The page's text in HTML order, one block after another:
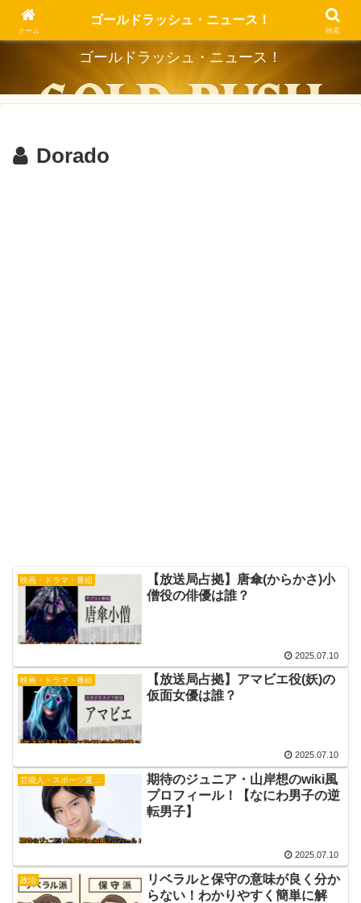
Dig the Trend, Strike the Gold.
ゴールドラッシュ・ニュース！
Dorado
映画・ドラマ・番組
【放送局占拠】唐傘(からかさ)小
僧役の俳優は誰？
2025.07.10
映画・ドラマ・番組
【放送局占拠】アマビエ役(妖)の
仮面女優は誰？
2025.07.10
期待のジュニア・山岸想のwiki風
プロフィール！【なにわ男子の逆
転男子】
2025.07.10
政治
リベラルと保守の意味が良く分か
らない！わかりやすく簡単に解
ホーム
ゴールドラッシュ・ニュース！
検索